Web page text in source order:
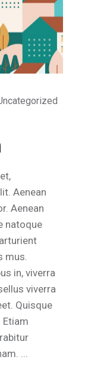
Aenean
Aenean
natoque
mus.
in, viverra
viverra
Quisque
Etiam